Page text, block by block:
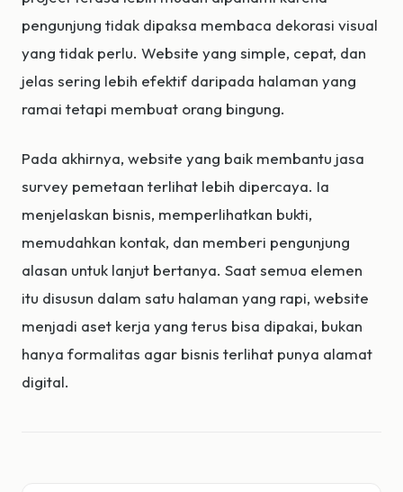
pengunjung tidak dipaksa membaca dekorasi visual
yang tidak perlu. Website yang simple, cepat, dan
jelas sering lebih efektif daripada halaman yang
ramai tetapi membuat orang bingung.
Pada akhirnya, website yang baik membantu jasa
survey pemetaan terlihat lebih dipercaya. Ia
menjelaskan bisnis, memperlihatkan bukti,
memudahkan kontak, dan memberi pengunjung
alasan untuk lanjut bertanya. Saat semua elemen
itu disusun dalam satu halaman yang rapi, website
menjadi aset kerja yang terus bisa dipakai, bukan
hanya formalitas agar bisnis terlihat punya alamat
digital.